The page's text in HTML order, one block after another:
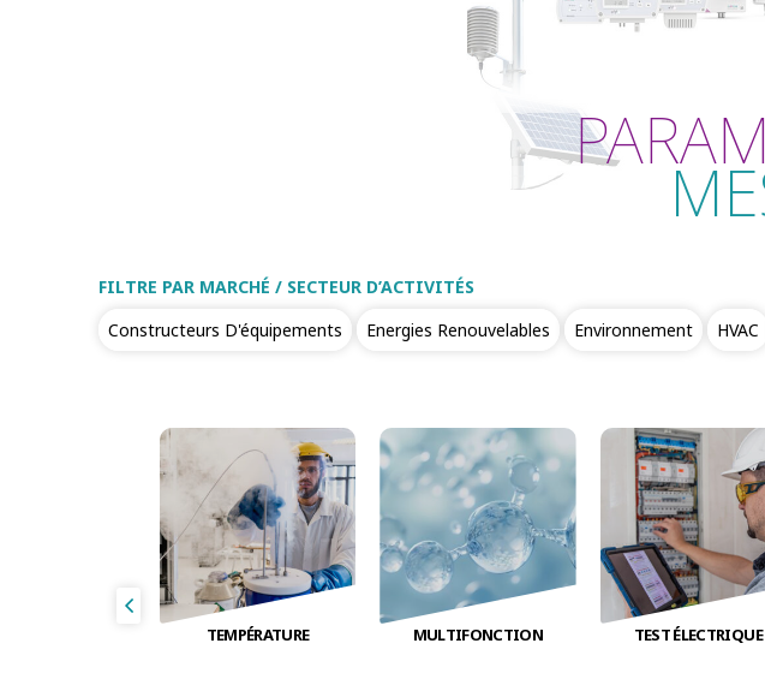
FILTRE PAR MARCHÉ / SECTEUR D’ACTIVITÉS
Constructeurs D'équipements
Energies Renouvelables Environnement HVAC
TEMPÉRATURE MULTIFONCTION TEST ÉLECTRIQUE